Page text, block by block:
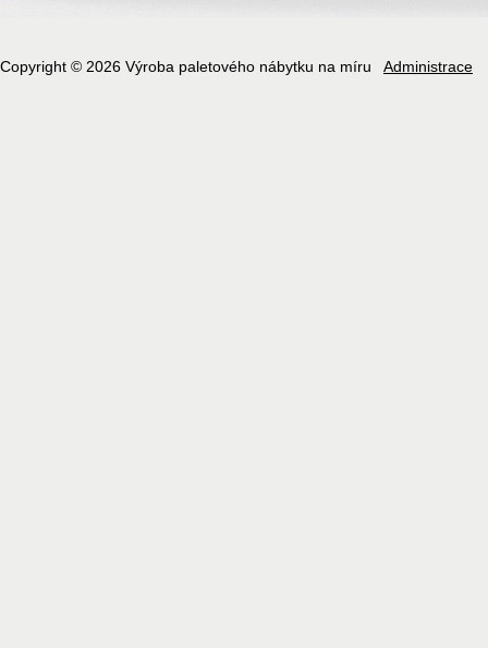
Copyright © 2026 Výroba paletového nábytku na míru Administrace